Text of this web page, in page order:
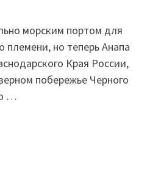
морским портом для
племени, но теперь Анапа
Края России,
побережье Черного
…